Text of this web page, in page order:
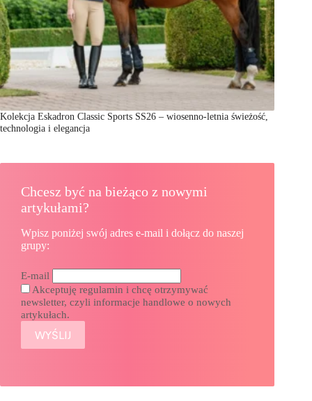
Kolekcja Eskadron Classic Sports SS26 – wiosenno-letnia świeżość,
technologia i elegancja
Chcesz być na bieżąco z nowymi
artykułami?
Wpisz poniżej swój adres e-mail i dołącz do naszej
grupy:
E-mail
Akceptuję regulamin i chcę otrzymywać
newsletter, czyli informacje handlowe o nowych
artykułach.